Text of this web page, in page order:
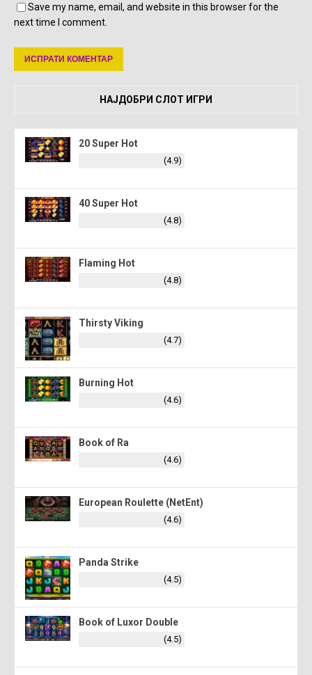
Save my name, email, and website in this browser for the
next time I comment.
НАЈДОБРИ СЛОТ ИГРИ
20 Super Hot
(4.9)
40 Super Hot
(4.8)
Flaming Hot
(4.8)
Thirsty Viking
(4.7)
Burning Hot
(4.6)
Book of Ra
(4.6)
European Roulette (NetEnt)
(4.6)
Panda Strike
(4.5)
Book of Luxor Double
(4.5)